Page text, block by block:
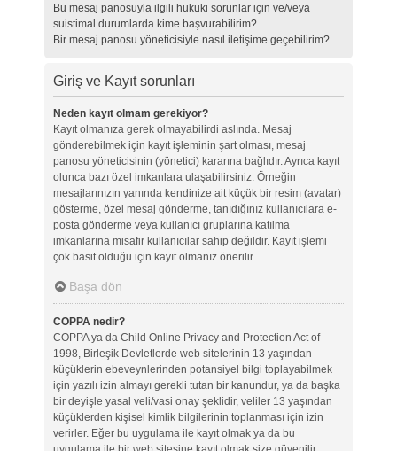
Bu mesaj panosuyla ilgili hukuki sorunlar için ve/veya
suistimal durumlarda kime başvurabilirim?
Bir mesaj panosu yöneticisiyle nasıl iletişime geçebilirim?
Giriş ve Kayıt sorunları
Neden kayıt olmam gerekiyor?
Kayıt olmanıza gerek olmayabilirdi aslında. Mesaj
gönderebilmek için kayıt işleminin şart olması, mesaj
panosu yöneticisinin (yönetici) kararına bağlıdır. Ayrıca kayıt
olunca bazı özel imkanlara ulaşabilirsiniz. Örneğin
mesajlarınızın yanında kendinize ait küçük bir resim (avatar)
gösterme, özel mesaj gönderme, tanıdığınız kullanıcılara e-
posta gönderme veya kullanıcı gruplarına katılma
imkanlarına misafir kullanıcılar sahip değildir. Kayıt işlemi
çok basit olduğu için kayıt olmanız önerilir.
Başa dön
COPPA nedir?
COPPA ya da Child Online Privacy and Protection Act of
1998, Birleşik Devletlerde web sitelerinin 13 yaşından
küçüklerin ebeveynlerinden potansiyel bilgi toplayabilmek
için yazılı izin almayı gerekli tutan bir kanundur, ya da başka
bir deyişle yasal veli/vasi onay şeklidir, veliler 13 yaşından
küçüklerden kişisel kimlik bilgilerinin toplanması için izin
verirler. Eğer bu uygulama ile kayıt olmak ya da bu